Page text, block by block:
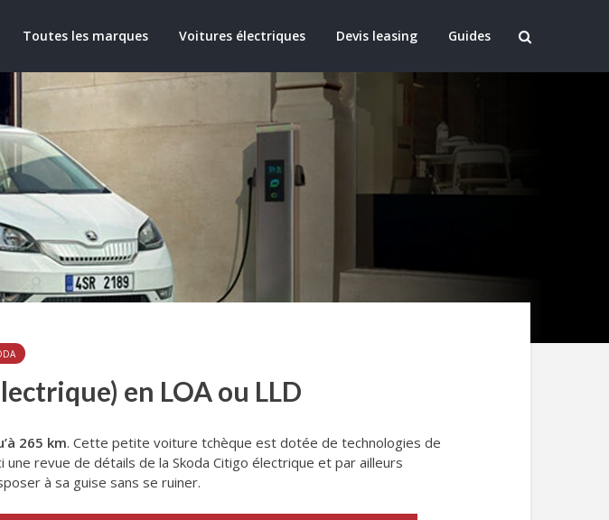
Toutes les marques Voitures électriques Devis leasing Guides
en LOA ou LLD
265 km. Cette petite voiture tchèque est dotée de technologies de
revue de détails de la Skoda Citigo électrique et par ailleurs
à sa guise sans se ruiner.